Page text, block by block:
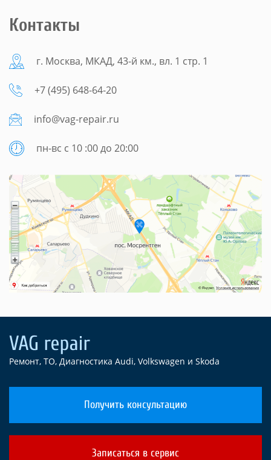
Контакты
г. Москва, МКАД, 43-й км., вл. 1 стр. 1
+7 (495) 648-64-20
info@vag-repair.ru
пн-вс с 10 :00 до 20:00
Ремонт, ТО, Диагностика Audi, Volkswagen и Skoda
Получить консультацию
Записаться в сервис